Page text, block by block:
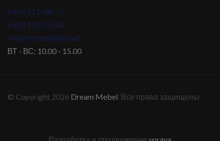
(066) 121-06-15
(068) 447-13-04
dreammebel@ukr.net
ВТ - ВС: 10.00 - 15.00
© Copyright 2026 Dream Mebel . Все права защищены.
Разработка и продвижение sprava